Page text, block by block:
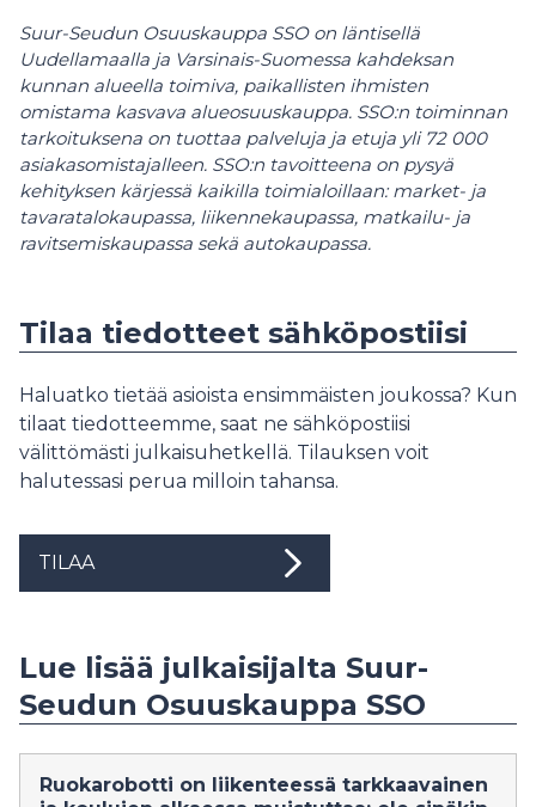
Suur-Seudun Osuuskauppa SSO on läntisellä
Uudellamaalla ja Varsinais-Suomessa kahdeksan
kunnan alueella toimiva, paikallisten ihmisten
omistama kasvava alueosuuskauppa. SSO:n toiminnan
tarkoituksena on tuottaa palveluja ja etuja yli 72 000
asiakasomistajalleen. SSO:n tavoitteena on pysyä
kehityksen kärjessä kaikilla toimialoillaan: market- ja
tavaratalokaupassa, liikennekaupassa, matkailu- ja
ravitsemiskaupassa sekä autokaupassa.
Tilaa tiedotteet sähköpostiisi
Haluatko tietää asioista ensimmäisten joukossa? Kun
tilaat tiedotteemme, saat ne sähköpostiisi
välittömästi julkaisuhetkellä. Tilauksen voit
halutessasi perua milloin tahansa.
TILAA
Lue lisää julkaisijalta Suur-
Seudun Osuuskauppa SSO
Ruokarobotti on liikenteessä tarkkaavainen